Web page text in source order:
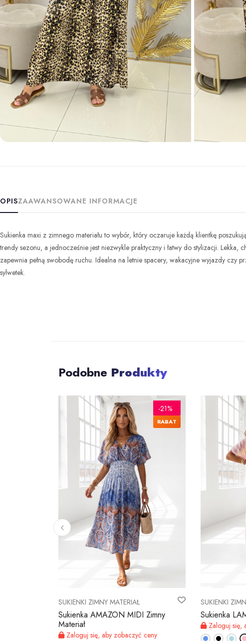
OPISZAAWANSOWANE INFORMACJE
Sukienka maxi z zimnego materiału to wybór, który oczaruje każdą klientkę
trendy sezonu, a jednocześnie jest niezwykle praktyczny i łatwy do stylizacji.
zapewnia pełną swobodę ruchu. Idealna na letnie spacery, wakacyjne wyjazdy
sylwetek.
Podobne Produkty
SUKIENKI ZIMNY MATERIAŁ
Sukienka AMAZON MIDI Zimny
Materiał
Zaloguj się, aby zobaczyć ceny
-21%
RABAT
SUKIENKI
Sukienka
Zaloguj się,